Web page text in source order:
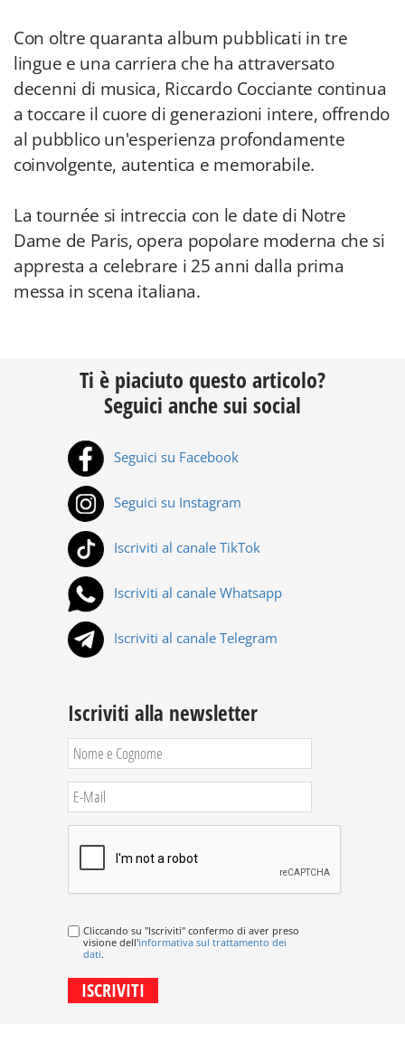
Con oltre quaranta album pubblicati in tre
lingue e una carriera che ha attraversato
decenni di musica, Riccardo Cocciante continua
a toccare il cuore di generazioni intere, offrendo
al pubblico un'esperienza profondamente
coinvolgente, autentica e memorabile.
La tournée si intreccia con le date di Notre
Dame de Paris, opera popolare moderna che si
appresta a celebrare i 25 anni dalla prima
messa in scena italiana.
Ti è piaciuto questo articolo?
Seguici anche sui social
Seguici su Facebook
Seguici su Instagram
Iscriviti al canale TikTok
Iscriviti al canale Whatsapp
Iscriviti al canale Telegram
Iscriviti alla newsletter
Cliccando su "Iscriviti" confermo di aver preso
visione dell'informativa sul trattamento dei
dati.